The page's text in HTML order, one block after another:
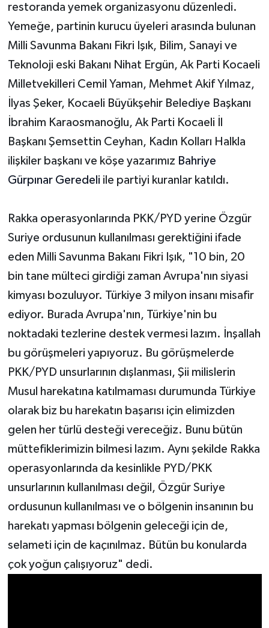
restoranda yemek organizasyonu düzenledi.
Yemeğe, partinin kurucu üyeleri arasında bulunan
Milli Savunma Bakanı Fikri Işık, Bilim, Sanayi ve
Teknoloji eski Bakanı Nihat Ergün, Ak Parti Kocaeli
Milletvekilleri Cemil Yaman, Mehmet Akif Yılmaz,
İlyas Şeker, Kocaeli Büyükşehir Belediye Başkanı
İbrahim Karaosmanoğlu, Ak Parti Kocaeli İl
Başkanı Şemsettin Ceyhan, Kadın Kolları Halkla
ilişkiler başkanı ve köşe yazarımız Bahriye
Gürpınar Geredeli ile partiyi kuranlar katıldı.
Rakka operasyonlarında PKK/PYD yerine Özgür
Suriye ordusunun kullanılması gerektiğini ifade
eden Milli Savunma Bakanı Fikri Işık, "10 bin, 20
bin tane mülteci girdiği zaman Avrupa'nın siyasi
kimyası bozuluyor. Türkiye 3 milyon insanı misafir
ediyor. Burada Avrupa'nın, Türkiye'nin bu
noktadaki tezlerine destek vermesi lazım. İnşallah
bu görüşmeleri yapıyoruz. Bu görüşmelerde
PKK/PYD unsurlarının dışlanması, Şii milislerin
Musul harekatına katılmaması durumunda Türkiye
olarak biz bu harekatın başarısı için elimizden
gelen her türlü desteği vereceğiz. Bunu bütün
müttefiklerimizin bilmesi lazım. Aynı şekilde Rakka
operasyonlarında da kesinlikle PYD/PKK
unsurlarının kullanılması değil, Özgür Suriye
ordusunun kullanılması ve o bölgenin insanının bu
harekatı yapması bölgenin geleceği için de,
selameti için de kaçınılmaz. Bütün bu konularda
çok yoğun çalışıyoruz" dedi.